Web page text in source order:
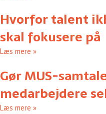
Hvorfor talent
skal fokusere på
Læs mere »
Gør MUS-
medarbejdere
Læs mere »